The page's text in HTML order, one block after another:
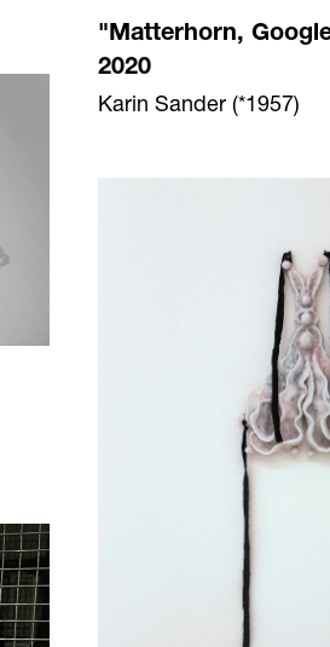
"Matterhorn,
2020
Karin Sander (*1957)